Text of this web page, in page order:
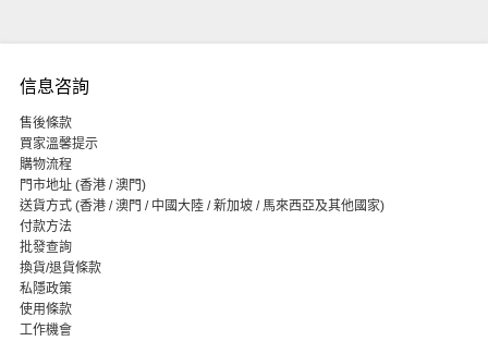
信息咨詢
售後條款
買家溫馨提示
購物流程
門市地址 (香港 / 澳門)
送貨方式 (香港 / 澳門 / 中國大陸 / 新加坡 / 馬來西亞及其他國家)
付款方法
批發查詢
換貨/退貨條款
私隱政策
使用條款
工作機會